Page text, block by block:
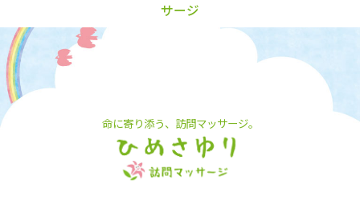
サージ
命に寄り添う、訪問マッサージ。